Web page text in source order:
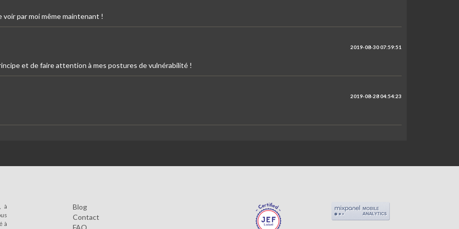
par moi même maintenant !
2019-08-30 07:59:51
et de faire attention à mes postures de vulnérabilité !
2019-08-28 04:54:23
à
à
Blog
Contact